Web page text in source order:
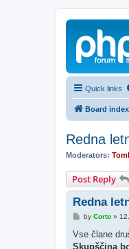
Quick links
Board index
Redna
Moderators:
Post Reply
Redna
P
s
by Corto»
Vse člane
Skupščina